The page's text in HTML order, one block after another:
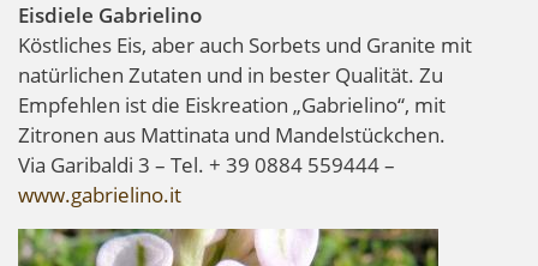
Eisdiele Gabrielino
Köstliches Eis, aber auch Sorbets und Granite mit
natürlichen Zutaten und in bester Qualität. Zu
Empfehlen ist die Eiskreation „Gabrielino“, mit
Zitronen aus Mattinata und Mandelstückchen.
Via Garibaldi 3 – Tel. + 39 0884 559444 –
www.gabrielino.it